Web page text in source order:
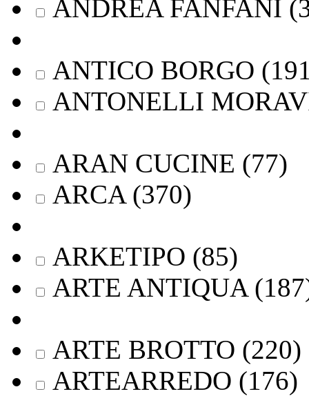
ANDREA FANFANI (
ANTICO BORGO (
ANTONELLI
ARAN CUCINE (77)
ARCA (370)
ARKETIPO (85)
ARTE ANTIQUA (187
ARTE BROTTO (220)
ARTEARREDO (176)